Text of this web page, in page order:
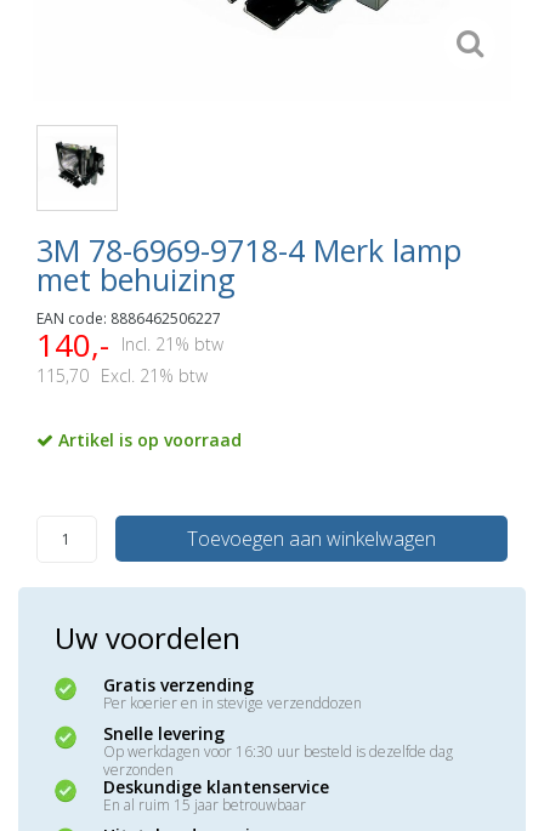
3M 78-6969-9718-4 Merk lamp
met behuizing
EAN code: 8886462506227
140,-
Incl. 21% btw
115,70 Excl. 21% btw
Artikel is op voorraad
Toevoegen aan winkelwagen
Uw voordelen
Gratis verzending
Per koerier en in stevige verzenddozen
Snelle levering
Op werkdagen voor 16:30 uur besteld is dezelfde dag
verzonden
Deskundige klantenservice
En al ruim 15 jaar betrouwbaar